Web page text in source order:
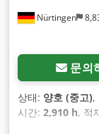
Nürtingen
문의
상태: 양호 (중고),
시간: 2,910 h, 적